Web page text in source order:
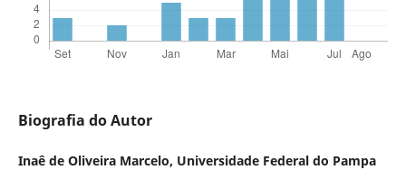
Biografia do Autor
Inaê de Oliveira Marcelo, Universidade Federal do Pampa